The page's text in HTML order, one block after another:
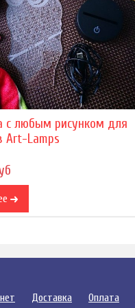
с любым рисунком для
Art-Lamps
Доставка Оплата